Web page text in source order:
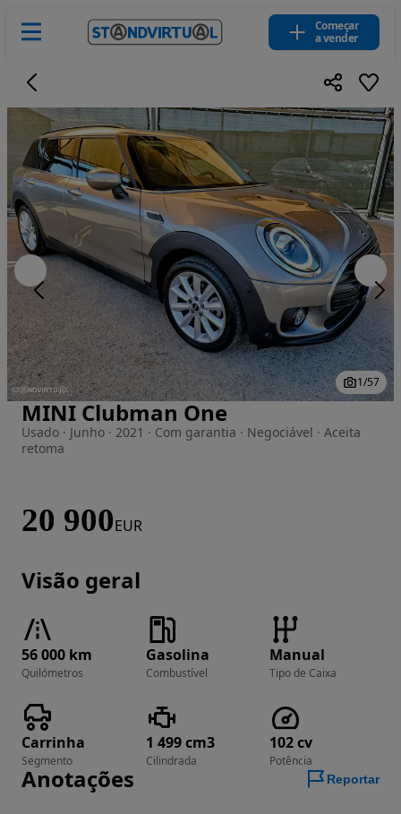
Começar
a vender
Imagem 1 de 57
1/57
MINI Clubman One
Usado · Junho · 2021 · Com garantia · Negociável · Aceita
retoma
20 900EUR
Visão geral
56 000 km
Quilómetros
Gasolina
Combustível
Manual
Tipo de Caixa
Carrinha
Segmento
1 499 cm3
Cilindrada
102 cv
Potência
Anotações Reportar